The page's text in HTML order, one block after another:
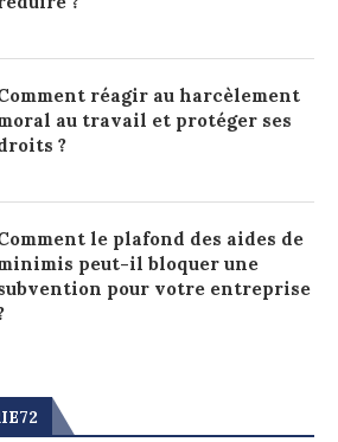
réagir au harcèlement
au travail et protéger ses
?
le plafond des aides de
peut-il bloquer une
pour votre entreprise